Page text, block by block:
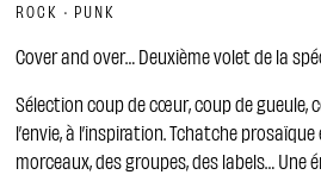
ROCK · PUNK
Cover and over… Deuxième volet de la
Sélection coup de cœur, coup de gueule,
l’envie, à l’inspiration. Tchatche
morceaux, des groupes, des labels… Une